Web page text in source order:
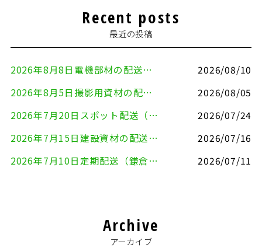
Recent posts
最近の投稿
2026年8月8日電機部材の配送（横浜市戸塚区⇒世田谷区）
2026/08/10
2026年8月5日撮影用資材の配送（鎌倉市⇒港区）
2026/08/05
2026年7月20日スポット配送（横浜市金沢区⇒愛知県豊川市）
2026/07/24
2026年7月15日建設資材の配送（横浜市金沢区⇒横須賀市）
2026/07/16
2026年7月10日定期配送（鎌倉市⇔大田区）
2026/07/11
Archive
アーカイブ